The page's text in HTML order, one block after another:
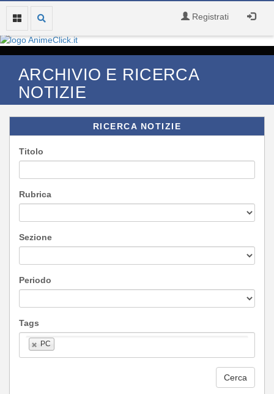
Registrati
ARCHIVIO E RICERCA
NOTIZIE
RICERCA NOTIZIE
Titolo
Rubrica
Sezione
Periodo
Tags
PC
Cerca